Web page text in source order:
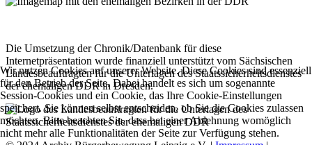
Die Umsetzung der Chronik/Datenbank für diese
Internetpräsentation wurde finanziell unterstützt vom Sächsischen
Landesbeauftragten für die Unterlagen des Staatssicherheitsdienstes
der ehemaligen DDR in Dresden.
Wir nutzen Cookies auf unserer Website. Diese Cookies sind essenziell
für den Betrieb der Seite. Dabei handelt es sich um sogenannte
Session-Cookies und ein Cookie, das Ihre Cookie-Einstellungen
speichert. Sie können selbst entscheiden, ob Sie die Cookies zulassen
möchten. Bitte beachten Sie, dass bei einer Ablehnung womöglich
nicht mehr alle Funktionalitäten der Seite zur Verfügung stehen.